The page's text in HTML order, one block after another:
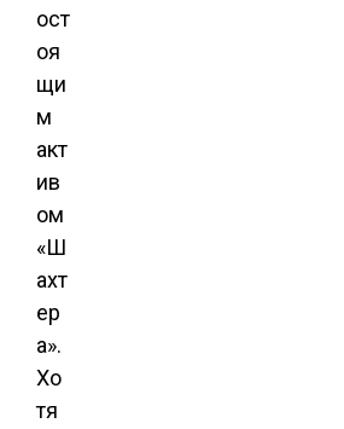
ост
оя
щи
м
акт
ив
ом
«Ш
ахт
ер
а».
Хо
тя